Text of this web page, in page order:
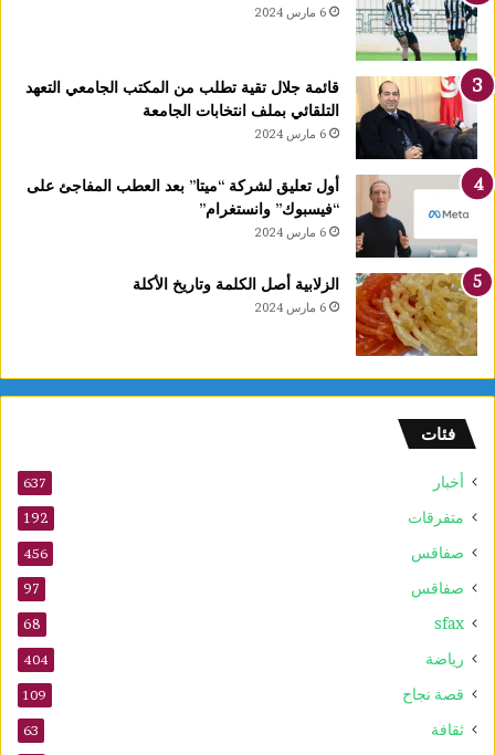
6 مارس 2024
قائمة جلال تقية تطلب من المكتب الجامعي التعهد
التلقائي بملف انتخابات الجامعة
6 مارس 2024
أول تعليق لشركة “ميتا” بعد العطب المفاجئ على
“فيسبوك” وانستغرام”
6 مارس 2024
الزلابية أصل الكلمة وتاريخ الأكلة
6 مارس 2024
فئات
أخبار 637
متفرقات 192
صفاقس 456
صفاقس 97
sfax
68
رياضة 404
قصة نجاح 109
ثقافة 63